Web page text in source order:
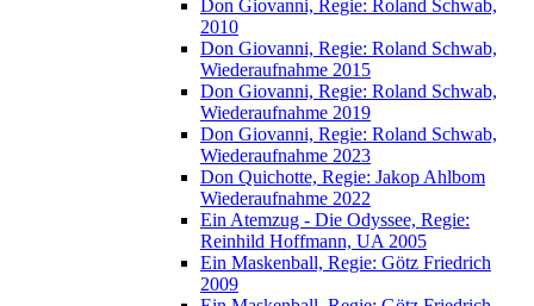
Don Giovanni, Regie: Roland Schwab,
2010
Don Giovanni, Regie: Roland Schwab,
Wiederaufnahme 2015
Don Giovanni, Regie: Roland Schwab,
Wiederaufnahme 2019
Don Giovanni, Regie: Roland Schwab,
Wiederaufnahme 2023
Don Quichotte, Regie: Jakop Ahlbom
Wiederaufnahme 2022
Ein Atemzug - Die Odyssee, Regie:
Reinhild Hoffmann, UA 2005
Ein Maskenball, Regie: Götz Friedrich
2009